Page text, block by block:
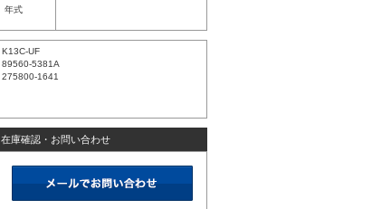
年式
K13C-UF
89560-5381A
275800-1641
在庫確認・お問い合わせ